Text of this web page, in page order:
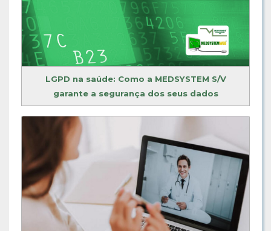
LGPD na saúde: Como a MEDSYSTEM S/V
garante a segurança dos seus dados